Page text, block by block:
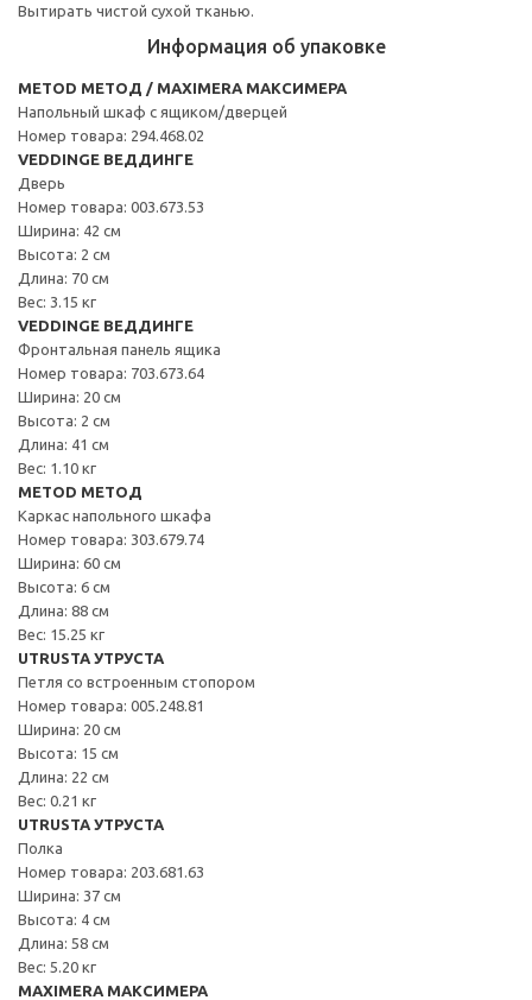
Вытирать чистой сухой тканью.
Информация об упаковке
METOD МЕТОД / MAXIMERA МАКСИМЕРА
Напольный шкаф с ящиком/дверцей
Номер товара: 294.468.02
VEDDINGE ВЕДДИНГЕ
Дверь
Номер товара: 003.673.53
Ширина: 42 см
Высота: 2 см
Длина: 70 см
Вес: 3.15 кг
VEDDINGE ВЕДДИНГЕ
Фронтальная панель ящика
Номер товара: 703.673.64
Ширина: 20 см
Высота: 2 см
Длина: 41 см
Вес: 1.10 кг
METOD МЕТОД
Каркас напольного шкафа
Номер товара: 303.679.74
Ширина: 60 см
Высота: 6 см
Длина: 88 см
Вес: 15.25 кг
UTRUSTA УТРУСТА
Петля со встроенным стопором
Номер товара: 005.248.81
Ширина: 20 см
Высота: 15 см
Длина: 22 см
Вес: 0.21 кг
UTRUSTA УТРУСТА
Полка
Номер товара: 203.681.63
Ширина: 37 см
Высота: 4 см
Длина: 58 см
Вес: 5.20 кг
MAXIMERA МАКСИМЕРА